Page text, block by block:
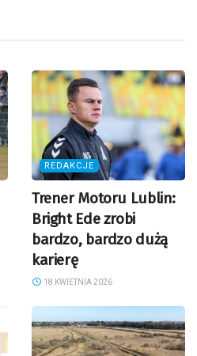
REDAKCJE
Trener Motoru Lublin:
Bright Ede zrobi
bardzo, bardzo dużą
karierę
18 KWIETNIA 2026